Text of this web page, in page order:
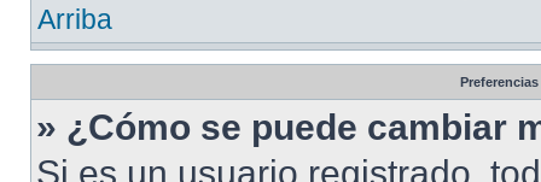
Arriba
» ¿Cómo se puede cambiar
Si es un usuario registrado,